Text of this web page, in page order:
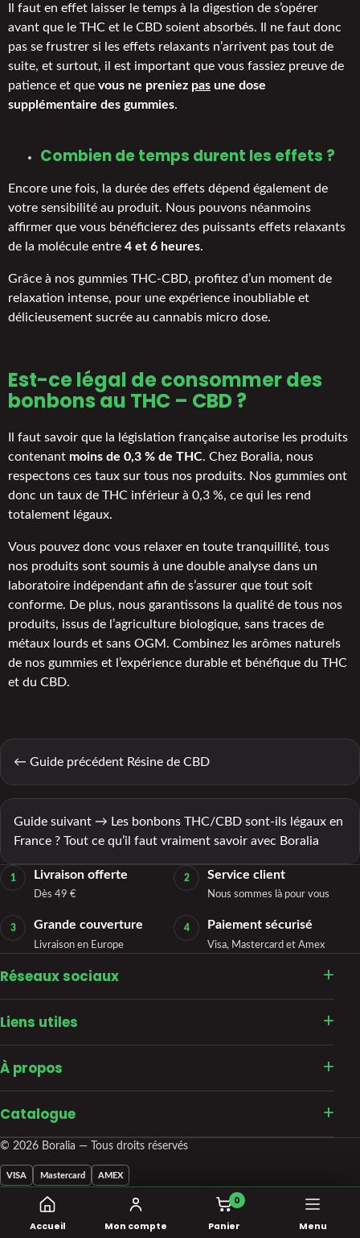
Il faut en effet laisser le temps à la digestion de s’opérer
avant que le THC et le CBD soient absorbés. Il ne faut donc
pas se frustrer si les effets relaxants n’arrivent pas tout de
suite, et surtout, il est important que vous fassiez preuve de
patience et que vous ne preniez pas une dose
supplémentaire des gummies.
Combien de temps durent les effets ?
Encore une fois, la durée des effets dépend également de
votre sensibilité au produit. Nous pouvons néanmoins
affirmer que vous bénéficierez des puissants effets relaxants
de la molécule entre 4 et 6 heures.
Grâce à nos gummies THC-CBD, profitez d’un moment de
relaxation intense, pour une expérience inoubliable et
délicieusement sucrée au cannabis micro dose.
Est-ce légal de consommer des
bonbons au THC – CBD ?
Il faut savoir que la législation française autorise les produits
contenant moins de 0,3 % de THC. Chez Boralia, nous
respectons ces taux sur tous nos produits. Nos gummies ont
donc un taux de THC inférieur à 0,3 %, ce qui les rend
totalement légaux.
Vous pouvez donc vous relaxer en toute tranquillité, tous
nos produits sont soumis à une double analyse dans un
laboratoire indépendant afin de s’assurer que tout soit
conforme. De plus, nous garantissons la qualité de tous nos
produits, issus de l’agriculture biologique, sans traces de
métaux lourds et sans OGM. Combinez les arômes naturels
de nos gummies et l’expérience durable et bénéfique du THC
et du CBD.
← Guide précédent Résine de CBD
Guide suivant → Les bonbons THC/CBD sont-ils légaux en
France ? Tout ce qu’il faut vraiment savoir avec Boralia
1 Livraison offerte
Dès 49 €
2 Service client
Nous sommes là pour vous
3 Grande couverture
Livraison en Europe
4 Paiement sécurisé
Visa, Mastercard et Amex
Réseaux sociaux
Liens utiles
À propos
Catalogue
© 2026 Boralia — Tous droits réservés
VISA Mastercard AMEX
Accueil Mon compte Panier
0
Menu